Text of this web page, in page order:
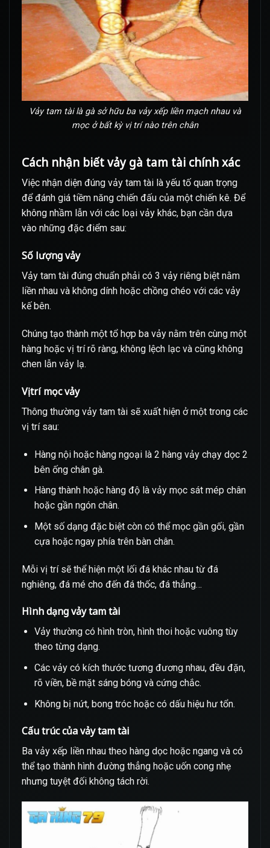
Vảy tam tài là gà sở hữu ba vảy xếp liền mạch nhau và
mọc ở bất kỳ vị trí nào trên chân
Cách nhận biết vảy gà tam tài chính xác
Việc nhận diện đúng vảy tam tài là yếu tố quan trọng
để đánh giá tiềm năng chiến đấu của một chiến kê. Để
không nhầm lẫn với các loại vảy khác, bạn cần dựa
vào những đặc điểm sau:
Số lượng vảy
Vảy tam tài đúng chuẩn phải có 3 vảy riêng biệt nằm
liền nhau và không dính hoặc chồng chéo với các vảy
kế bên.
Chúng tạo thành một tổ hợp ba vảy nằm trên cùng một
hàng hoặc vị trí rõ ràng, không lệch lạc và cũng không
chen lẫn vảy lạ.
Vị trí mọc vảy
Thông thường vảy tam tài sẽ xuất hiện ở một trong các
vị trí sau:
Hàng nội hoặc hàng ngoại là 2 hàng vảy chạy dọc 2
bên ống chân gà.
Hàng thành hoặc hàng độ là vảy mọc sát mép chân
hoặc gần ngón chân.
Một số dạng đặc biệt còn có thể mọc gần gối, gần
cựa hoặc ngay phía trên bàn chân.
Mỗi vị trí sẽ thể hiện một lối đá khác nhau từ đá
nghiêng, đá mé cho đến đá thốc, đá thẳng…
Hình dạng vảy tam tài
Vảy thường có hình tròn, hình thoi hoặc vuông tùy
theo từng dạng.
Các vảy có kích thước tương đương nhau, đều đặn,
rõ viền, bề mặt sáng bóng và cứng chắc.
Không bị nứt, bong tróc hoặc có dấu hiệu hư tổn.
Cấu trúc của vảy tam tài
Ba vảy xếp liền nhau theo hàng dọc hoặc ngang và có
thể tạo thành hình đường thẳng hoặc uốn cong nhẹ
nhưng tuyệt đối không tách rời.